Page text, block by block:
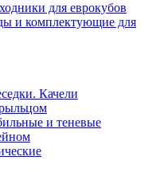
для еврокубов
и комплектующие для
Качели
и теневые